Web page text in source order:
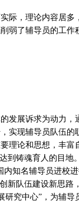
际，理论内容居
弱了辅导员的工
发展诉求为动力
实现辅导员队伍的
理论和思想，丰
铸魂育人的目地
知名辅导员进校
队伍建设新思
研究中心”，为辅